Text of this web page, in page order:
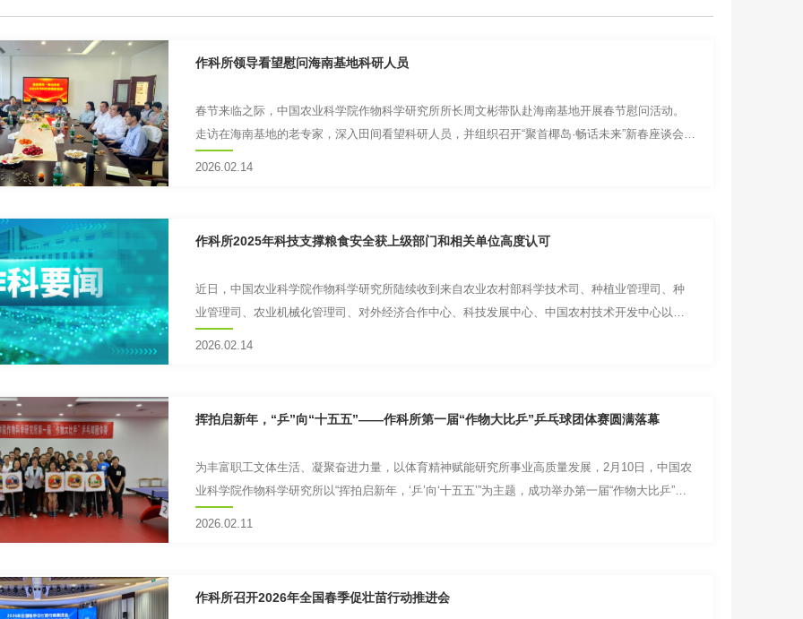
作科所领导看望慰问海南基地科研人员
春节来临之际，中国农业科学院作物科学研究所所长周文彬带队赴海南基地开展春节慰问活动。
走访在海南基地的老专家，深入田间看望科研人员，并组织召开“聚首椰岛·畅话未来”新春座谈会，
2026.02.14
作科所2025年科技支撑粮食安全获上级部门和相关单位高度认可
近日，中国农业科学院作物科学研究所陆续收到来自农业农村部科学技术司、种植业管理司、种
业管理司、农业机械化管理司、对外经济合作中心、科技发展中心、中国农村技术开发中心以及
2026.02.14
挥拍启新年，“乒”向“十五五”——作科所第一届“作物大比乒”乒乓球团体赛圆满落幕
为丰富职工文体生活、凝聚奋进力量，以体育精神赋能研究所事业高质量发展，2月10日，中国农
业科学院作物科学研究所以“挥拍启新年，‘乒’向‘十五五’”为主题，成功举办第一届“作物大比乒”乒
2026.02.11
作科所召开2026年全国春季促壮苗行动推进会